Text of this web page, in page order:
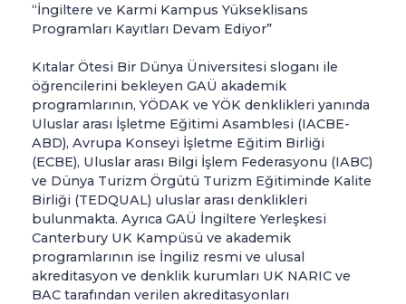
“İngiltere ve Karmi Kampus Yükseklisans
Programları Kayıtları Devam Ediyor”
Kıtalar Ötesi Bir Dünya Üniversitesi sloganı ile
öğrencilerini bekleyen GAÜ akademik
programlarının, YÖDAK ve YÖK denklikleri yanında
Uluslar arası İşletme Eğitimi Asamblesi (IACBE-
ABD), Avrupa Konseyi İşletme Eğitim Birliği
(ECBE), Uluslar arası Bilgi İşlem Federasyonu (IABC)
ve Dünya Turizm Örgütü Turizm Eğitiminde Kalite
Birliği (TEDQUAL) uluslar arası denklikleri
bulunmakta. Ayrıca GAÜ İngiltere Yerleşkesi
Canterbury UK Kampüsü ve akademik
programlarının ise İngiliz resmi ve ulusal
akreditasyon ve denklik kurumları UK NARIC ve
BAC tarafından verilen akreditasyonları